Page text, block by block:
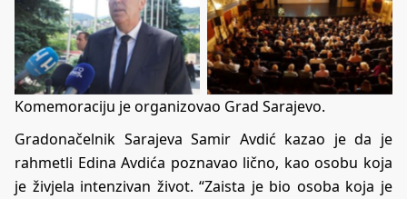
Komemoraciju je organizovao Grad Sarajevo.
Gradonačelnik Sarajeva Samir Avdić kazao je da je
rahmetli Edina Avdića poznavao lično, kao osobu koja
je živjela intenzivan život. “Zaista je bio osoba koja je